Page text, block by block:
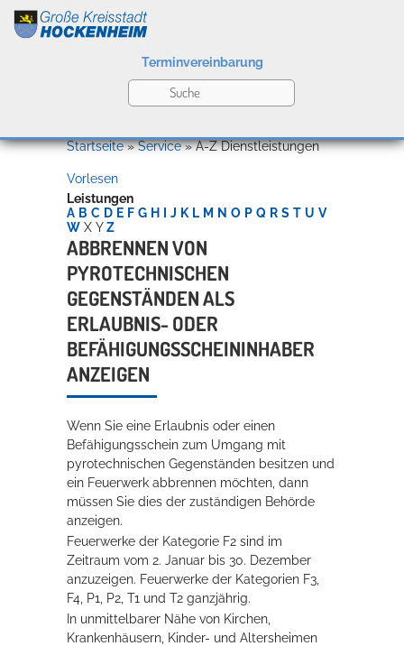
Kultur
Bildung
Wirtschaft
Rathaus
Service
Terminvereinbarung
Willkommen in Hockenheim
Konzerte, Tagungen und vieles mehr
Die Stadthalle Hockenheim bietet den perfekten Standort für Events
mehr dazu...
Startseite»Service»A-Z Dienstleistungen
Vorlesen
Leistungen
A B C D E F G H J K L M N O P Q R S T U V
W X Y Z
ABBRENNEN VON
PYROTECHNISCHEN
GEGENSTÄNDEN ALS
ERLAUBNIS- ODER
BEFÄHIGUNGSSCHEININHABER
ANZEIGEN
Wenn Sie eine Erlaubnis oder einen
Befähigungsschein zum Umgang mit
pyrotechnischen Gegenständen besitzen und
ein Feuerwerk abbrennen möchten, dann
müssen Sie dies der zuständigen Behörde
anzeigen.
Feuerwerke der Kategorie F2 sind im
Zeitraum vom 2. Januar bis 30. Dezember
anzuzeigen. Feuerwerke der Kategorien F3,
F4, P1, P2, T1 und T2 ganzjährig.
In unmittelbarer Nähe von Kirchen,
Krankenhäusern, Kinder- und Altersheimen